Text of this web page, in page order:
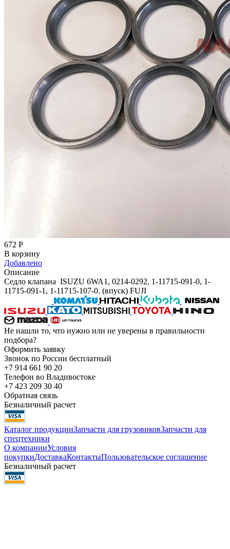
672 Р
В корзину
Добавлено
Описание
Седло клапана ISUZU 6WA1, 0214-0292, 1-11715-091-0, 1-
11715-091-1, 1-11715-107-0. (впуск) FUJI
Не нашли то, что нужно или не уверены в правильности
подбора?
Оформить заявку
Звонок по России бесплатный
+7 914 661 90 20
Телефон во Владивостоке
+7 423 209 30 40
Обратная связь
Безналичный расчет
Каталог продукцииЗапчасти для грузовиковЗапчасти для
спецтехники
О компанииУсловия
покупкиДоставкаКонтактыПользовательское соглашение
Безналичный расчет